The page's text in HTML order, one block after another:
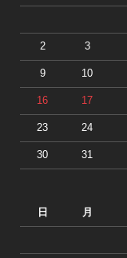
2 3
9 10
16 17
23 24
30 31
日 月